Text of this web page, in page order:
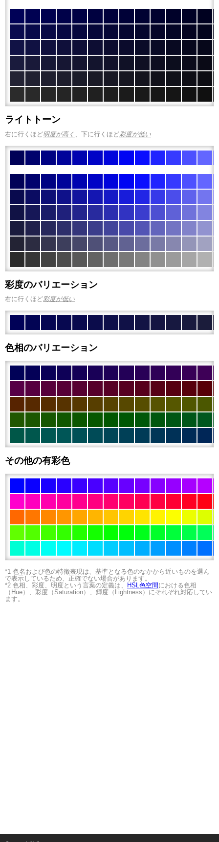
ライトトーン
右に行くほど明度が高く 、下に行くほど彩度が低い
彩度のバリエーション
右に行くほど彩度が低い
色相のバリエーション
その他の有彩色
*1 色名および色の特徴表現は、基準となる色のなかから近いものを選ん
で表示しているため、正確でない場合があります。
*2 色相、彩度、明度という言葉の定義は、
HSL色空間 における色相
（Hue）、彩度（Saturation）、輝度（Lightness）にそれぞれ対応してい
ます。